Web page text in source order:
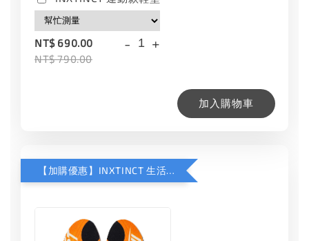
NT$ 690.00
NT$ 790.00
- +
加入購物車
【加購優惠】INXTINCT 生活日用鞋墊